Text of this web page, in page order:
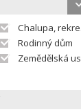
Chalupa, rekreační domek
Rodinný dům
Zemědělská usedlost